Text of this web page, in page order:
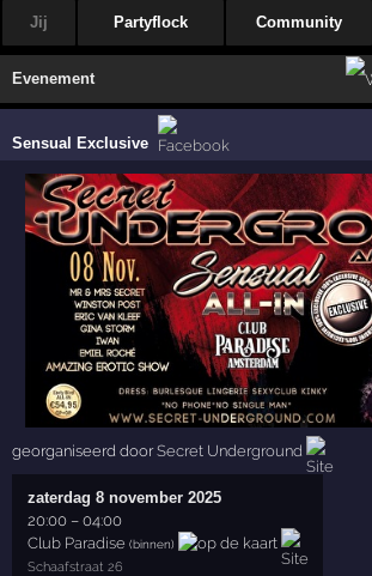
Jij Partyflock Community
Evenement
Sensual Exclusive
georganiseerd doorSecret Underground
zaterdag 8 november 2025
20:00 –04:00
Club Paradise (binnen)
Schaafstraat 26